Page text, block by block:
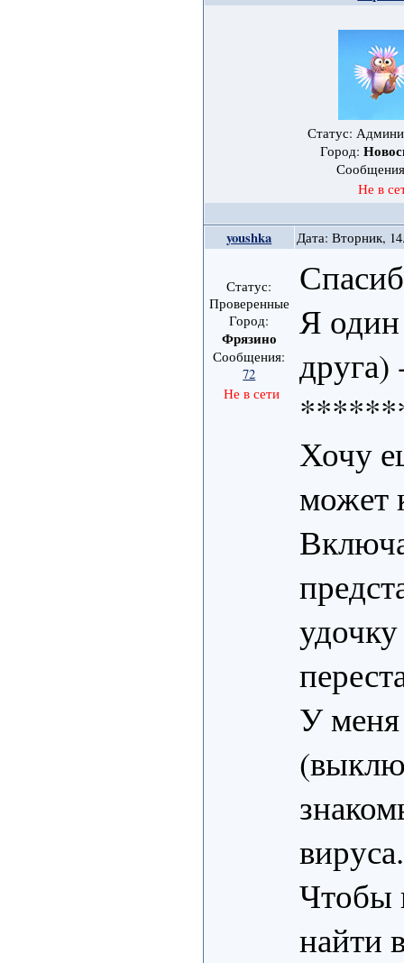
Статус:
Город:
Не в
youshka Дата: Вторник,
Статус:
Проверенные
Город:
Фрязино
Сообщения:
72
Не в сети
Я один
друга)
Хочу
может
У меня
вируса.
Чтобы
найти